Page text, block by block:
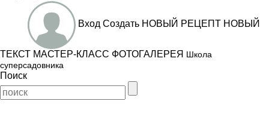
Вход Создать НОВЫЙ РЕЦЕПТ НОВЫЙ
ТЕКСТ МАСТЕР-КЛАСС ФОТОГАЛЕРЕЯ Школа
суперсадовника
Поиск